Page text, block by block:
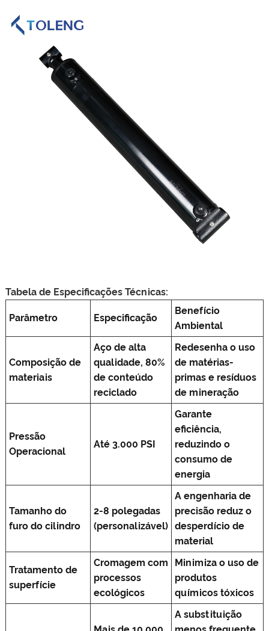
Tabela de Especificações Técnicas:
Parâmetro Especificação
Benefício
Ambiental
Composição de
materiais
Aço de alta
qualidade, 80%
de conteúdo
reciclado
Redesenha o uso
de matérias-
primas e resíduos
de mineração
Pressão
Operacional
Até 3.000 PSI
Garante
eficiência,
reduzindo o
consumo de
energia
Tamanho do
furo do cilindro
2-8 polegadas
(personalizável)
A engenharia de
precisão reduz o
desperdício de
material
Tratamento de
superfície
Cromagem com
processos
ecológicos
Minimiza o uso de
produtos
químicos tóxicos
A substituição